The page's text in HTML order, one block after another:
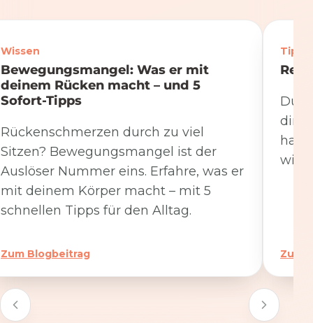
Wissen
Bewegungsmangel: Was er mit
deinem Rücken macht – und 5
Sofort-Tipps
Rückenschmerzen durch zu viel
Sitzen? Bewegungsmangel ist der
Auslöser Nummer eins. Erfahre, was er
mit deinem Körper macht – mit 5
schnellen Tipps für den Alltag.
Zum Blogbeitrag
Tipps
Du
hat.
Zum